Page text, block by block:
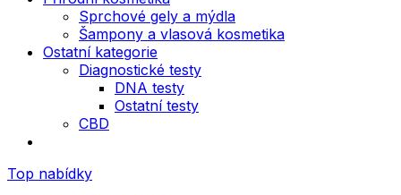
Sprchové gely a mýdla
Šampony a vlasová kosmetika
Ostatní kategorie
Diagnostické testy
DNA testy
Ostatní testy
CBD
Top nabídky